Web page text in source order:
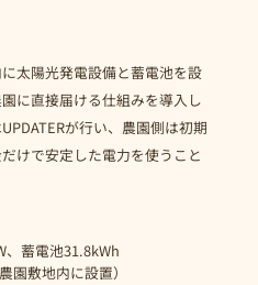
太陽光発電設備と蓄電池を設
に直接届ける仕組みを導入し
が行い、農園側は初期
けで安定した電力を使うこと
蓄電池31.8kWh
園敷地内に設置）